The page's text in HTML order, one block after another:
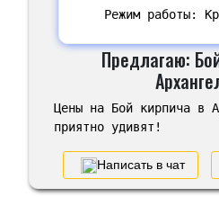
Режим работы:
Предлагаю:
Цены на Бой кирпича в
приятно удивят!
Написать в чат